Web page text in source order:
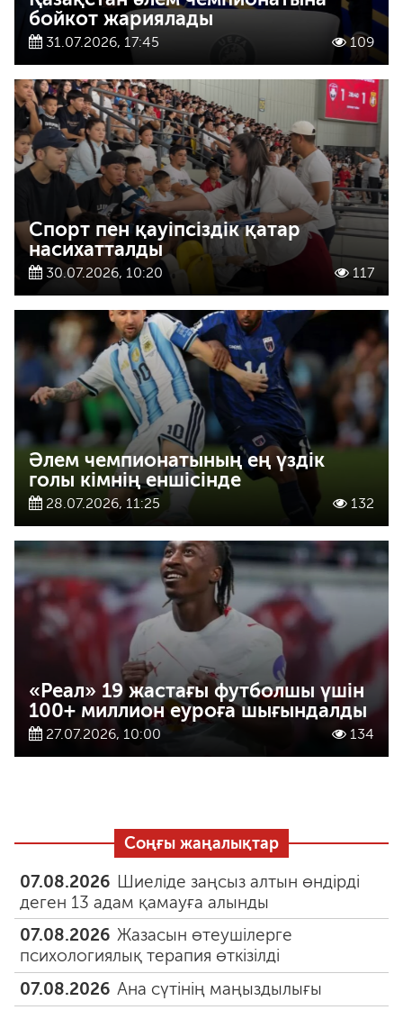
бойкот жариялады
31.07.2026, 17:45 109
Спорт пен қауіпсіздік қатар
насихатталды
30.07.2026, 10:20 117
Әлем чемпионатының ең үздік
голы кімнің еншісінде
28.07.2026, 11:25 132
«Реал» 19 жастағы футболшы үшін
100+ миллион еуроға шығындалды
27.07.2026, 10:00 134
Соңғы жаңалықтар
07.08.2026 Шиеліде заңсыз алтын өндірді
деген 13 адам қамауға алынды
07.08.2026 Жазасын өтеушілерге
психологиялық терапия өткізілді
07.08.2026 Ана сүтінің маңыздылығы